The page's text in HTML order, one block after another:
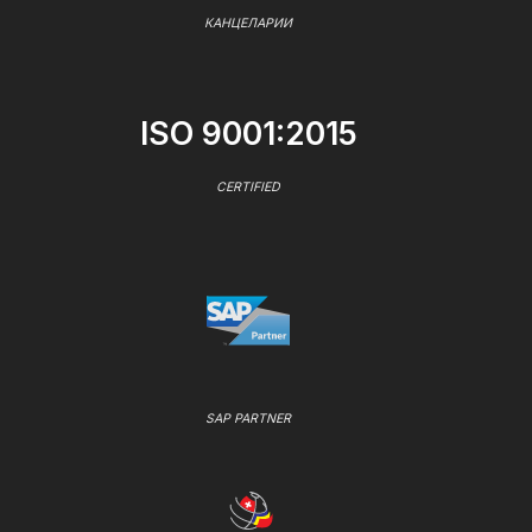
КАНЦЕЛАРИИ
ISO 9001:2015
CERTIFIED
SAP PARTNER